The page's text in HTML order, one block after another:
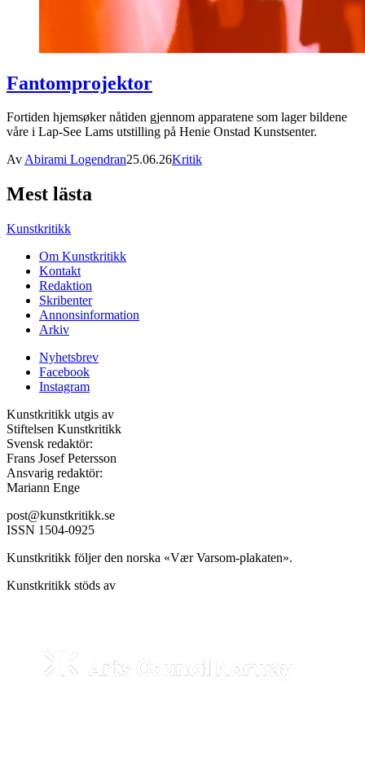
Fantomprojektor
Fortiden hjemsøker nåtiden gjennom apparatene som lager bildene
våre i Lap-See Lams utstilling på Henie Onstad Kunstsenter.
AvAbirami Logendran25.06.26Kritik
Mest lästa
Kunstkritikk
Om Kunstkritikk
Kontakt
Redaktion
Skribenter
Annonsinformation
Arkiv
Nyhetsbrev
Facebook
Instagram
Kunstkritikk utgis av
Stiftelsen Kunstkritikk
Svensk redaktör:
Frans Josef Petersson
Ansvarig redaktör:
Mariann Enge
post@kunstkritikk.se
ISSN 1504-0925
Kunstkritikk följer den norska «Vær Varsom-plakaten».
Kunstkritikk stöds av